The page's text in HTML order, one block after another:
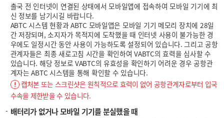
출국 전 인터넷이 연결된 상태에서 모바일앱에 접속하여 모바일 기기에 최
신 정보를 남기시길 바랍니다.
ABTC 시스템 현황과 ABTC 모바일앱은 모바일 기기 메모리 장치에 28일
간 저장되며, 소지자가 목적지에 도착했을 때 인터넷 사용이 불가능한 경
우에도 일정시간 동안 사용이 가능하도록 설정되어 있습니다. 그리고 공항
관계자들은 최종 새로고침 시간을 확인하여 VABTC의 효력을 심사할 수
있습니다. 해당 정보로 VABTC의 유효성을 확인하기 어려운 경우 공항관
계자는 ABTC 시스템을 통해 확인할 수 있습니다.
캡처본 또는 스크린샷은 원칙적으로 효력이 없어 공항관계자로부터 입국
수속을 제한받을 수 있습니다.
배터리가 없거나 모바일 기기를 분실했을 때